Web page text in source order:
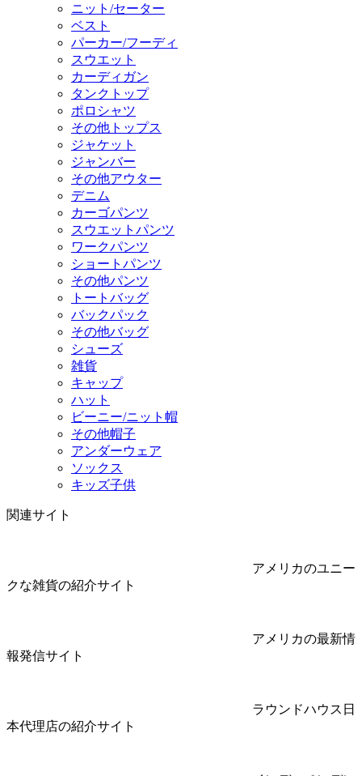
ニット/セーター
ベスト
パーカー/フーディ
スウエット
カーディガン
タンクトップ
ポロシャツ
その他トップス
ジャケット
ジャンバー
その他アウター
デニム
カーゴパンツ
スウエットパンツ
ワークパンツ
ショートパンツ
その他パンツ
トートバッグ
バックパック
その他バッグ
シューズ
雑貨
キャップ
ハット
ビーニー/ニット帽
その他帽子
アンダーウェア
ソックス
キッズ子供
関連サイト
アメリカのユニー
クな雑貨の紹介サイト
アメリカの最新情
報発信サイト
ラウンドハウス日
本代理店の紹介サイト